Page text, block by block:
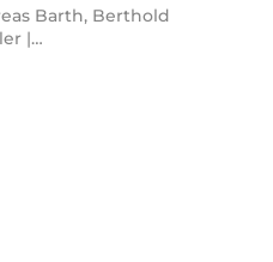
Barth, Berthold
|…